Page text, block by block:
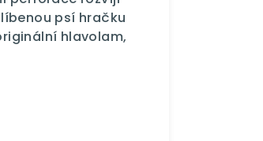
psí hračku
hlavolam,